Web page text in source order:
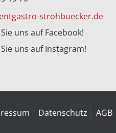
strohbuecker.de
uns auf Facebook!
uns auf Instagram!
Datenschutz AGB